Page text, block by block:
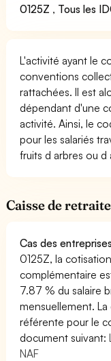
0125Z , Tous les
L'activité ayant le
conventions
rattachées. Il est
dépendant d'une
activité. Ainsi, le
pour les salariés
fruits d arbres ou
Caisse de
Cas des entreprises
0125Z, la
complémentaire
7.87 % du salaire
mensuellement.
référente pour le
document suivant:
NAF